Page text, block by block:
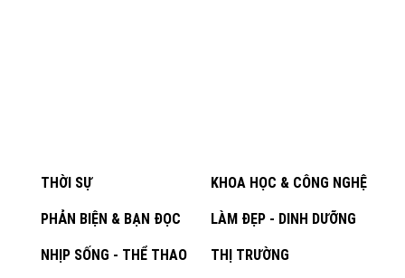
THỜI SỰ KHOA HỌC & CÔNG NGHỆ
PHẢN BIỆN & BẠN ĐỌC LÀM ĐẸP - DINH DƯỠNG
NHỊP SỐNG - THỂ THAO THỊ TRƯỜNG